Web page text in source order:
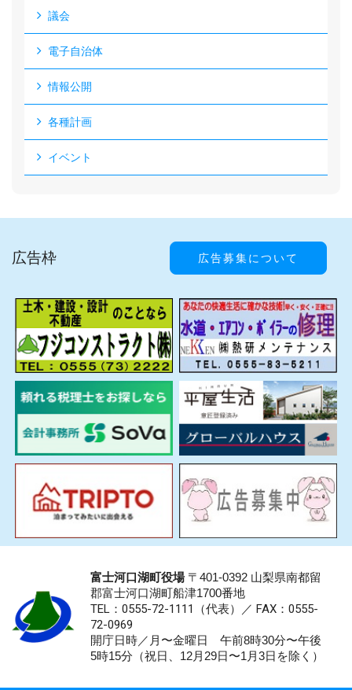
議会
電子自治体
情報公開
各種計画
イベント
広告枠 広告募集について
富士河口湖町役場〒401-0392 山梨県南都留
郡富士河口湖町船津1700番地
TEL：0555-72-1111 （代表）／ FAX：0555-
72-0969
開庁日時／月〜金曜日 午前8時30分〜午後
5時15分（祝日、12月29日〜1月3日を除く）